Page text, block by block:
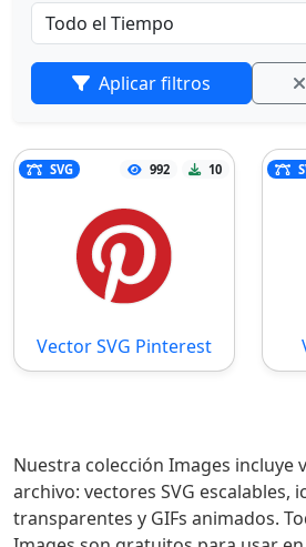
Aplicar filtros
SVG 992 10
Vector SVG Pinterest
Nuestra colección Images incluye
archivo: vectores SVG escalables,
transparentes y GIFs animados.